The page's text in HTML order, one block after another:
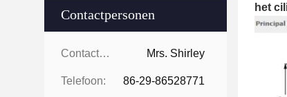
Contactpersonen
Contactpersonen: Mrs. Shirley
Telefoon: 86-29-86528771
het